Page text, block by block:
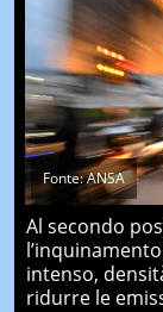
Fonte: ANSA
Al secondo
intenso,
ridurre le